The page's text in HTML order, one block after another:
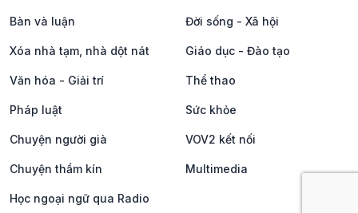
Bàn và luận Đời sống - Xã hội
Xóa nhà tạm, nhà dột nát Giáo dục - Đào tạo
Văn hóa - Giải trí Thể thao
Pháp luật Sức khỏe
Chuyện người già VOV2 kết nối
Chuyện thầm kín Multimedia
Học ngoại ngữ qua Radio